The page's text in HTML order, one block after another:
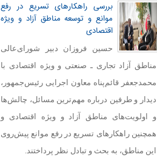
بررسی راهکارهای تسریع در رفع
موانع و توسعه مناطق آزاد و ویژه
اقتصادی
حسین فروزان دبیر شورای‌عالی
مناطق آزاد تجاری ـ صنعتی و ویژه اقتصادی با
محمدجعفر قائم‌پناه معاون اجرایی رئیس‌جمهور،
دیدار و طرفین درباره مهم‌ترین مسائل، چالش‌ها
و اولویت‌های مناطق آزاد و ویژه اقتصادی و
همچنین راهکارهای تسریع در رفع موانع پیش‌روی
این مناطق، به بحث و تبادل نظر پرداختند.